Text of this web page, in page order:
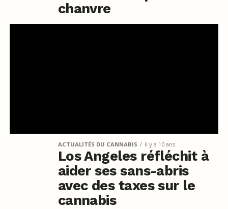
chanvre
ACTUALITÉS DU CANNABIS il y a 10 ans
Los Angeles réfléchit à
aider ses sans-abris
avec des taxes sur le
cannabis